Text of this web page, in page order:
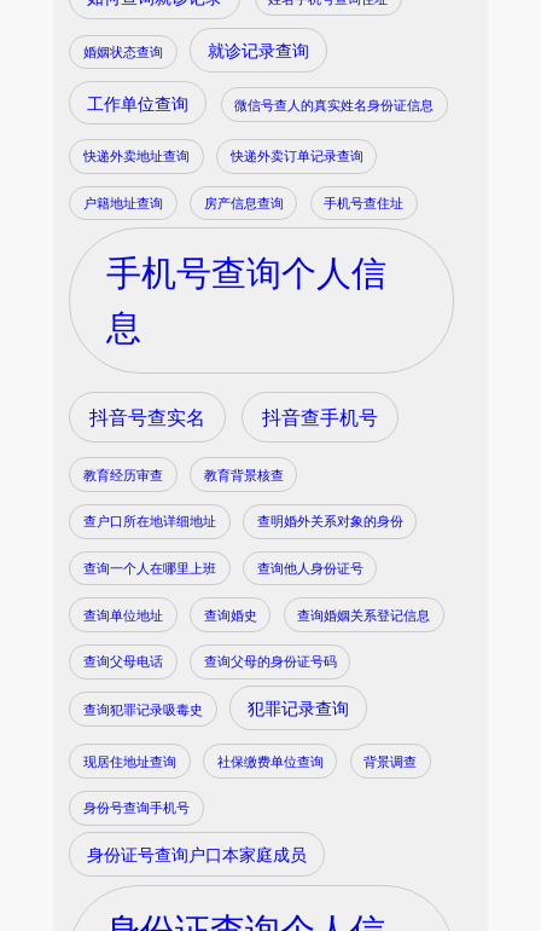
婚姻状态查询 就诊记录查询
工作单位查询 微信号查人的真实姓名身份证信息
快递外卖地址查询 快递外卖订单记录查询
户籍地址查询 房产信息查询 手机号查住址
手机号查询个人信
息
抖音号查实名 抖音查手机号
教育经历审查 教育背景核查
查户口所在地详细地址 查明婚外关系对象的身份
查询一个人在哪里上班 查询他人身份证号
查询单位地址 查询婚史 查询婚姻关系登记信息
查询父母电话 查询父母的身份证号码
查询犯罪记录吸毒史 犯罪记录查询
现居住地址查询 社保缴费单位查询 背景调查
身份号查询手机号
身份证号查询户口本家庭成员